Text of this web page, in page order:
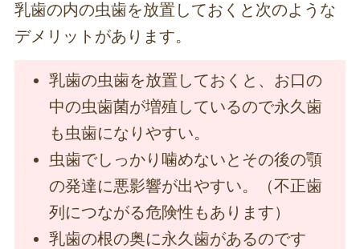
乳歯の内の虫歯を放置しておくと次のような
デメリットがあります。
乳歯の虫歯を放置しておくと、お口の
中の虫歯菌が増殖しているので永久歯
も虫歯になりやすい。
虫歯でしっかり噛めないとその後の顎
の発達に悪影響が出やすい。（不正歯
列につながる危険性もあります）
乳歯の根の奥に永久歯があるのです